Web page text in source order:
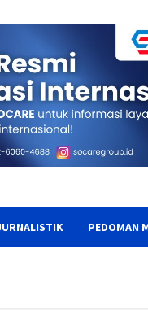
PEDOMAN